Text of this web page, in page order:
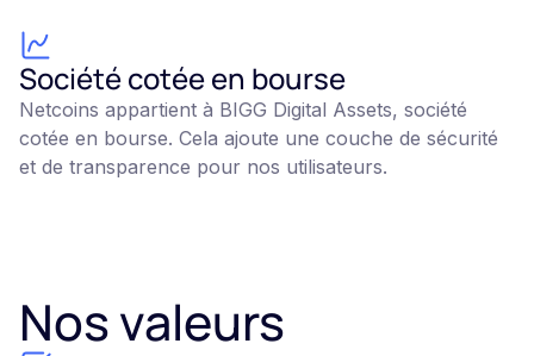
Société cotée en bourse
Netcoins appartient à BIGG Digital Assets, société
cotée en bourse. Cela ajoute une couche de sécurité
et de transparence pour nos utilisateurs.
Nos valeurs